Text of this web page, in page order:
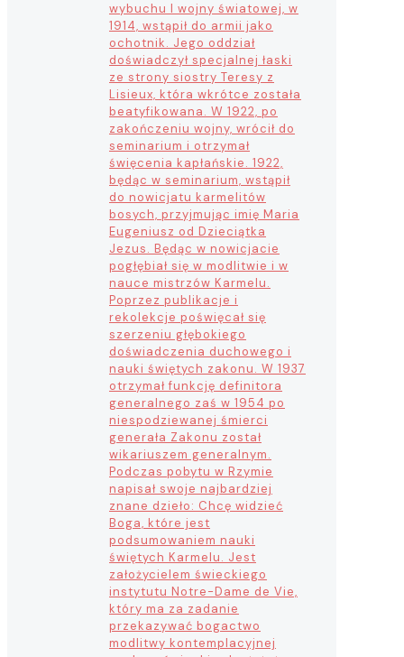
wybuchu I wojny światowej, w
1914, wstąpił do armii jako
ochotnik. Jego oddział
doświadczył specjalnej łaski
ze strony siostry Teresy z
Lisieux, która wkrótce została
beatyfikowana. W 1922, po
zakończeniu wojny, wrócił do
seminarium i otrzymał
święcenia kapłańskie. 1922,
będąc w seminarium, wstąpił
do nowicjatu karmelitów
bosych, przyjmując imię Maria
Eugeniusz od Dzieciątka
Jezus. Będąc w nowicjacie
pogłębiał się w modlitwie i w
nauce mistrzów Karmelu.
Poprzez publikacje i
rekolekcje poświęcał się
szerzeniu głębokiego
doświadczenia duchowego i
nauki świętych zakonu. W 1937
otrzymał funkcję definitora
generalnego zaś w 1954 po
niespodziewanej śmierci
generała Zakonu został
wikariuszem generalnym.
Podczas pobytu w Rzymie
napisał swoje najbardziej
znane dzieło: Chcę widzieć
Boga, które jest
podsumowaniem nauki
świętych Karmelu. Jest
założycielem świeckiego
instytutu Notre-Dame de Vie,
który ma za zadanie
przekazywać bogactwo
modlitwy kontemplacyjnej